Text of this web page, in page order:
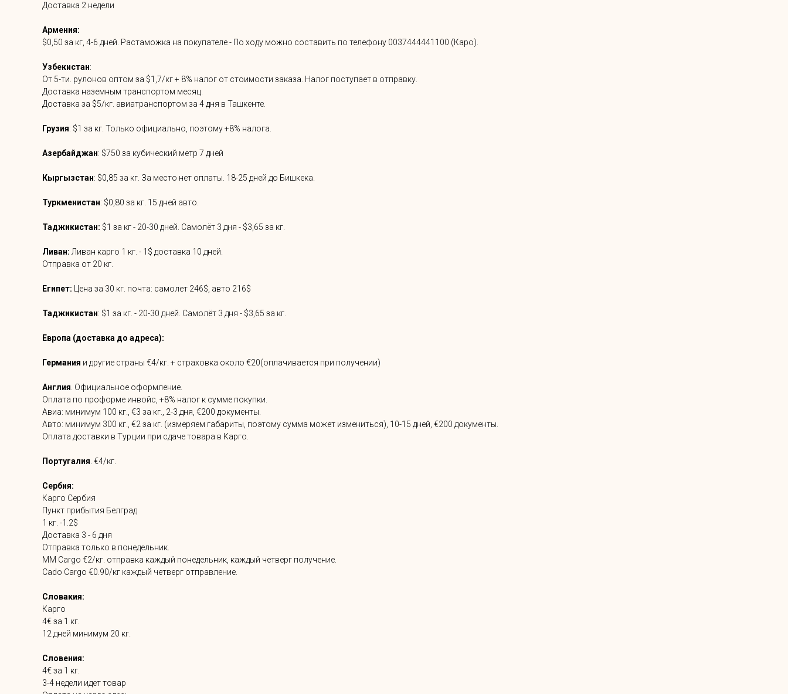
Доставка 2 недели
Армения:
$0,50 за кг, 4-6 дней. Растаможка на покупателе - По ходу можно составить по телефону 0037444441100 (Каро).
Узбекистан:
От 5-ти. рулонов оптом за $1,7/кг + 8% налог от стоимости заказа. Налог поступает в отправку.
Доставка наземным транспортом месяц.
Доставка за $5/кг. авиатранспортом за 4 дня в Ташкенте.
Грузия: $1 за кг. Только официально, поэтому +8% налога.
Азербайджан: $750 за кубический метр 7 дней
Кыргызстан: $0,85 за кг. За место нет оплаты. 18-25 дней до Бишкека.
Туркменистан: $0,80 за кг. 15 дней авто.
Таджикистан: $1 за кг - 20-30 дней. Самолёт 3 дня - $3,65 за кг.
Ливан: Ливан карго 1 кг. - 1$ доставка 10 дней.
Отправка от 20 кг.
Египет: Цена за 30 кг. почта: самолет 246$, авто 216$
Таджикистан: $1 за кг. - 20-30 дней. Самолёт 3 дня - $3,65 за кг.
Европа (доставка до адреса):
Германия и другие страны €4/кг. + страховка около €20(оплачивается при получении)
Англия . Официальное оформление.
Оплата по проформе инвойс, +8% налог к сумме покупки.
Авиа: минимум 100 кг., €3 за кг., 2-3 дня, €200 документы.
Авто: минимум 300 кг., €2 за кг. (измеряем габариты, поэтому сумма может измениться), 10-15 дней, €200 документы.
Оплата доставки в Турции при сдаче товара в Карго.
Португалия . €4/кг.
Сербия:
Карго Сербия
Пункт прибытия Белград
1 кг. -1.2$
Доставка 3 - 6 дня
Отправка только в понедельник.
MM Cargo €2/кг. отправка каждый понедельник, каждый четверг получение.
Cado Cargo €0.90/кг каждый четверг отправление.
Словакия:
Карго
4€ за 1 кг.
12 дней минимум 20 кг.
Словения:
4€ за 1 кг.
3-4 недели идет товар